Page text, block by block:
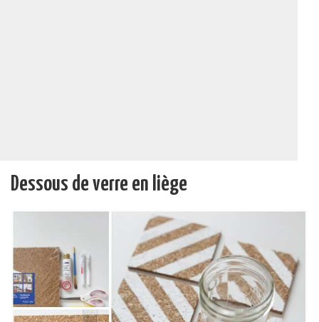
Dessous de verre en liège